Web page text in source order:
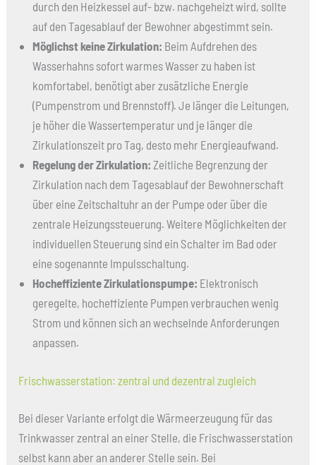
durch den Heizkessel auf- bzw. nachgeheizt wird, sollte
auf den Tagesablauf der Bewohner abgestimmt sein.
Möglichst keine Zirkulation: Beim Aufdrehen des
Wasserhahns sofort warmes Wasser zu haben ist
komfortabel, benötigt aber zusätzliche Energie
(Pumpenstrom und Brennstoff). Je länger die Leitungen,
je höher die Wassertemperatur und je länger die
Zirkulationszeit pro Tag, desto mehr Energieaufwand.
Regelung der Zirkulation: Zeitliche Begrenzung der
Zirkulation nach dem Tagesablauf der Bewohnerschaft
über eine Zeitschaltuhr an der Pumpe oder über die
zentrale Heizungssteuerung. Weitere Möglichkeiten der
individuellen Steuerung sind ein Schalter im Bad oder
eine sogenannte Impulsschaltung.
Hocheffiziente Zirkulationspumpe: Elektronisch
geregelte, hocheffiziente Pumpen verbrauchen wenig
Strom und können sich an wechselnde Anforderungen
anpassen.
Frischwasserstation: zentral und dezentral zugleich
Bei dieser Variante erfolgt die Wärmeerzeugung für das
Trinkwasser zentral an einer Stelle, die Frischwasserstation
selbst kann aber an anderer Stelle sein. Bei